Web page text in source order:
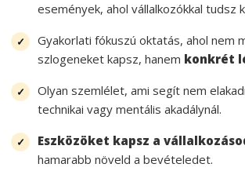
események, ahol vállalkozókkal tudsz
Gyakorlati fókuszú oktatás, ahol nem
szlogeneket kapsz, hanem konkrét
Olyan szemlélet, ami segít nem
technikai vagy mentális akadálynál.
Eszközöket kapsz a
hamarabb növeld a bevételedet.